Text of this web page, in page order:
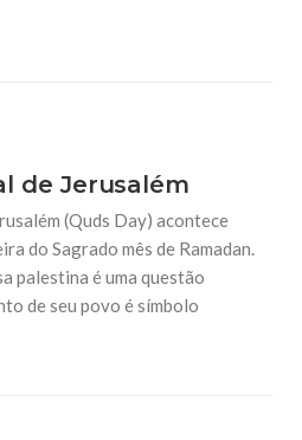
de Jerusalém
(Quds Day) acontece
do Sagrado mês de Ramadan.
palestina é uma questão
de seu povo é símbolo